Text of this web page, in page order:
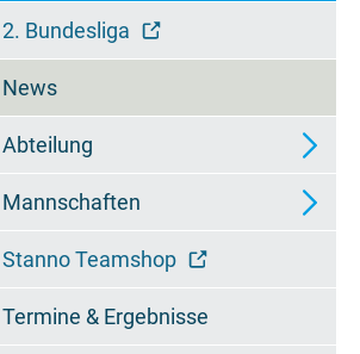
2. Bundesliga
News
Abteilung
Ansprechpartner
Wieselfamilie
Chronik
Mannschaften
2. Mannschaft - Regionalliga
3. Mannschaft -
Stanno Teamshop
Termine & Ergebnisse